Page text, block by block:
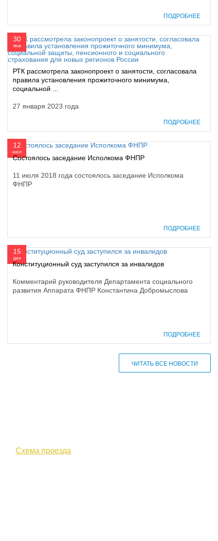
ПОДРОБНЕЕ
30
янв
РТК рассмотрела законопроект о занятости, согласовала
правила установления прожиточного минимума,
социальной ...
27 января 2023 года
ПОДРОБНЕЕ
12
июл
Состоялось заседание Исполкома ФНПР
11 июля 2018 года состоялось заседание Исполкома
ФНПР
ПОДРОБНЕЕ
15
дек
Конституционный суд заступился за инвалидов
Комментарий руководителя Департамента социального
развития Аппарата ФНПР Константина Добромыслова
ПОДРОБНЕЕ
ЧИТАТЬ ВСЕ НОВОСТИ
Схема проезда